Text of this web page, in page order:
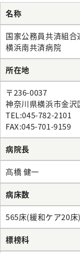
アクセス
お問い合わせ
サイトマップ
個人情報保護方針・
再診の方
セカンドオピ
お薬のご案内
入院費用につ
個室のご案内
面会・お見舞い
お見舞いメール
施設紹介
医療設備紹介
がん診療につ
医師検索
外来医師担当
人間ドック
病院からのお
交通・アクセ
フロアマップ
ご意見箱（み
血液内科
脳神経内科
腎臓高血圧内科
内分泌代謝内科
膠原病リウマ
精神科
小児科
緩和支持療法科
透析センター
循環器内科
心臓血管外科
外科・消化器外
薬剤科
病理診断科
化学療法室
ME科
栄養科
臨床研究センタ
看護部
健康管理センタ
地域医療連携
相談窓口
緩和ケアチーム
栄養サポートチ
感染制御チーム
褥瘡対策チーム
口腔ケア・摂
退院支援チーム
認知症ケアチ
心臓リハビリ
排尿ケアチーム
外来医師担当表
病院指針
病院概要
施設紹介
医療設備紹介
病院指標
病院医療機能
院内ボランテ
みなみ健康セ
市民公開講座
広報誌『とも
地域医療連携
医師検索
緩和ケア病棟
臨床研修のご
初期研修医向
各種データ
病院見学・お
後期臨床研修
初期臨床研修
地域医療支援
連携登録医専
Doctorのミカ
採用情報
名称
国家公務員共済組合
横浜南共済病院
所在地
〒236-0037
神奈川県横浜市金
TEL:045-782-2101
FAX:045-701-9159
病院長
髙橋 健一
病床数
565床(緩和ケア20床)
標榜科